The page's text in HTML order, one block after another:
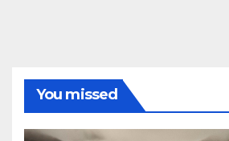
You missed